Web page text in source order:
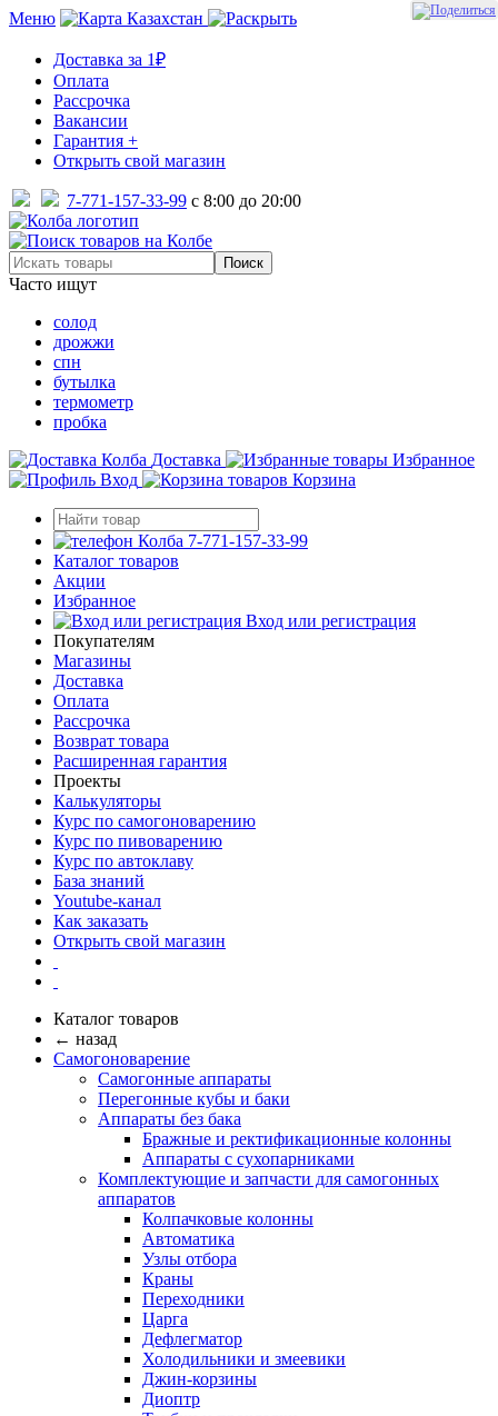
Меню Казахстан
Доставка за 1₽
Оплата
Рассрочка
Вакансии
Гарантия +
Открыть свой магазин
7-771-157-33-99 с 8:00 до 20:00
Часто ищут
солод
дрожжи
спн
бутылка
термометр
пробка
Доставка
Избранное
Вход
Корзина
7-771-157-33-99
Каталог товаров
Акции
Избранное
Вход или регистрация
Покупателям
Магазины
Доставка
Оплата
Рассрочка
Возврат товара
Расширенная гарантия
Проекты
Калькуляторы
Курс по самогоноварению
Курс по пивоварению
Курс по автоклаву
База знаний
Youtube-канал
Как заказать
Открыть свой магазин
Каталог товаров
← назад
Самогоноварение
Самогонные аппараты
Перегонные кубы и баки
Аппараты без бака
Бражные и ректификационные колонны
Аппараты с сухопарниками
Комплектующие и запчасти для самогонных
аппаратов
Колпачковые колонны
Автоматика
Узлы отбора
Краны
Переходники
Царга
Дефлегматор
Холодильники и змеевики
Джин-корзины
Диоптр